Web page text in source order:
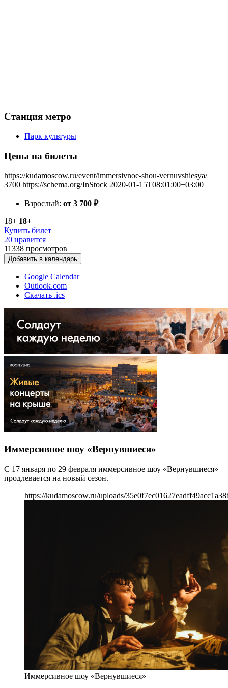
Станция метро
Парк культуры
Цены на билеты
https://kudamoscow.ru/event/immersivnoe-shou-vernuvshiesya/
3700 https://schema.org/InStock 2020-01-15T08:01:00+03:00
Взрослый: от 3 700 ₽
18+ 18+
Купить билет
20 нравится
11338 просмотров
Добавить в календарь
Google Calendar
Outlook.com
Скачать .ics
Иммерсивное шоу «Вернувшиеся»
С 17 января по 29 февраля иммерсивное шоу «Вернувшиеся»
продлевается на новый сезон.
https://kudamoscow.ru/uploads/
Иммерсивное шоу «Вернувшиеся»